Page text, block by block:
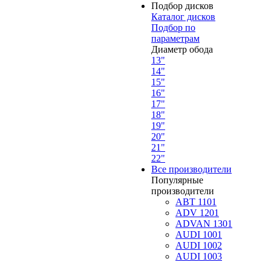
Подбор дисков
Каталог дисков
Подбор по
параметрам
Диаметр обода
13"
14"
15"
16"
17"
18"
19"
20"
21"
22"
Все производители
Популярные
производители
ABT 1101
ADV 1201
ADVAN 1301
AUDI 1001
AUDI 1002
AUDI 1003